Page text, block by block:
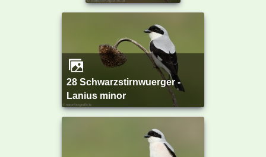
28 Schwarzstirnwuerger -
Lanius minor